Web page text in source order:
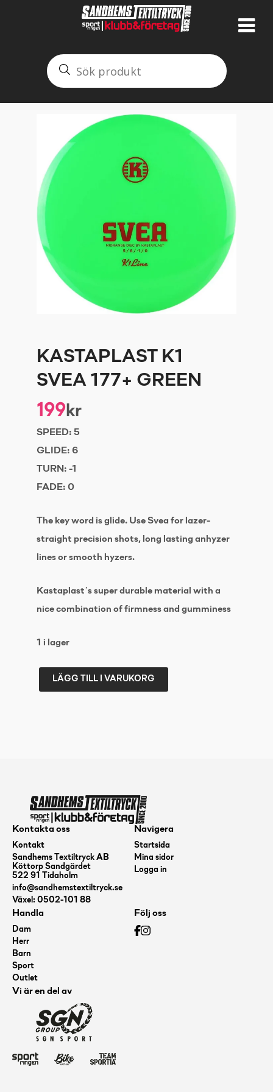
KASTAPLAST K1
SVEA 177+ GREEN
199kr
SPEED: 5
GLIDE: 6
TURN: -1
FADE: 0
The key word is glide. Use Svea for lazer-
straight precision shots, long lasting anhyzer
lines or smooth hyzers.
Kastaplast’s super durable material with a
nice combination of firmness and gumminess
1 i lager
KASTAPLAST
LÄGG TILL I VARUKORG
Kontakta oss
Kontakt
Sandhems Textiltryck AB
Köttorp Sandgärdet
522 91 Tidaholm
info@sandhemstextiltryck.se
Växel: 0502-101 88
Navigera
Startsida
Mina sidor
Logga in
Handla
Dam
Herr
Barn
Sport
Outlet
Följ oss
Vi är en del av